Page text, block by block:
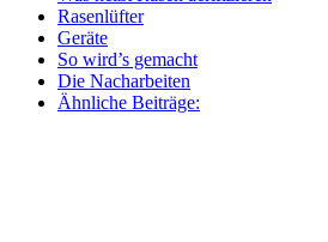
Rasenlüfter
Geräte
So wird’s gemacht
Die Nacharbeiten
Ähnliche Beiträge: